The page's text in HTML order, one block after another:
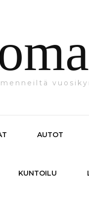
AUTOT
KUNTOILU